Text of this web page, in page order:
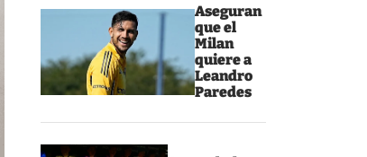
Aseguran
que el
Milan
quiere a
Leandro
Paredes